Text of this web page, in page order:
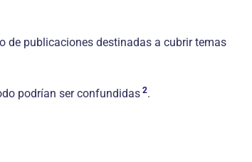
de publicaciones destinadas a cubrir temas
podrían ser confundidas 2.